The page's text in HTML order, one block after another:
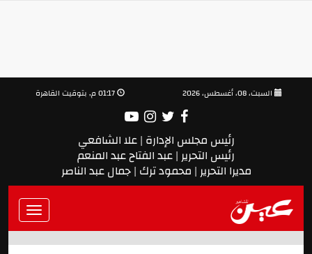
01:17 م, بتوقيت القاهرة
رئيس مجلس الإدارة | علا الشافعي
رئيس التحرير | عبد الفتاح عبد المنعم
مديرا التحرير | محمود ترك | جمال عبد الناصر
Toggle